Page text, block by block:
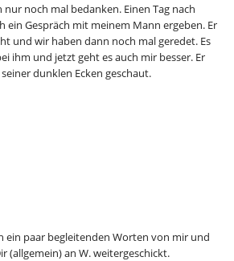
noch mal bedanken. Einen Tag nach
ein Gespräch mit meinem Mann ergeben. Er
und wir haben dann noch mal geredet. Es
ihm und jetzt geht es auch mir besser. Er
dunklen Ecken geschaut.
ein paar begleitenden Worten von mir und
(allgemein) an W. weitergeschickt.